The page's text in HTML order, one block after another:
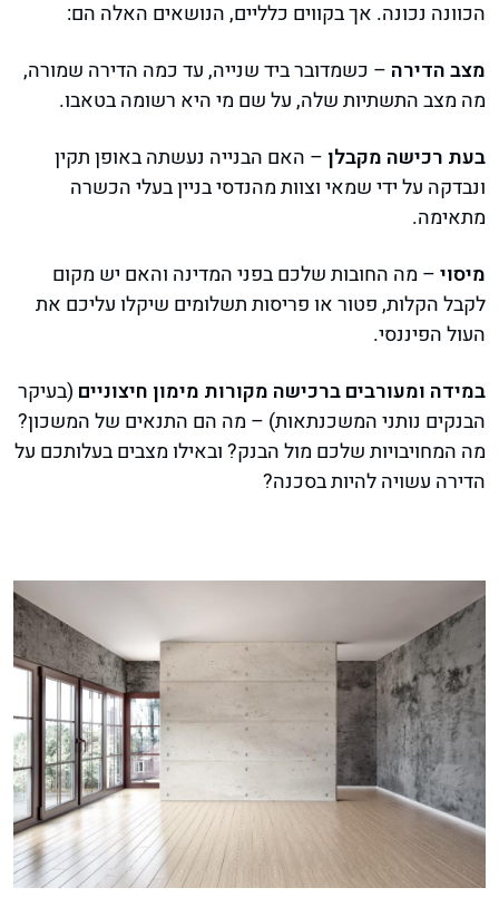
הכוונה נכונה. אך בקווים כלליים, הנושאים האלה הם:
מצב הדירה – כשמדובר ביד שנייה, עד כמה הדירה שמורה,
מה מצב התשתיות שלה, על שם מי היא רשומה בטאבו.
בעת רכישה מקבלן – האם הבנייה נעשתה באופן תקין
ונבדקה על ידי שמאי וצוות מהנדסי בניין בעלי הכשרה
מתאימה.
מיסוי– מה החובות שלכם בפני המדינה והאם יש מקום
לקבל הקלות, פטור או פריסות תשלומים שיקלו עליכם את
העול הפיננסי.
במידה ומעורבים ברכישה מקורות מימון חיצוניים (בעיקר
הבנקים נותני המשכנתאות) – מה הם התנאים של המשכון?
מה המחויבויות שלכם מול הבנק? ובאילו מצבים בעלותכם על
הדירה עשויה להיות בסכנה?